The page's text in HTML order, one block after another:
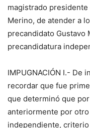
magistrado
Merino, de atender a
precandidato Gustavo
precandidatura
IMPUGNACIÓN I.- De
recordar que fue
que determinó que
anteriormente por
independiente,